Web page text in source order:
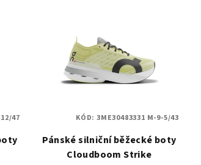
47
Pánské silniční běžecké boty
Cloudboom Strike
KÓD: 3ME30483331 M-9-5/43